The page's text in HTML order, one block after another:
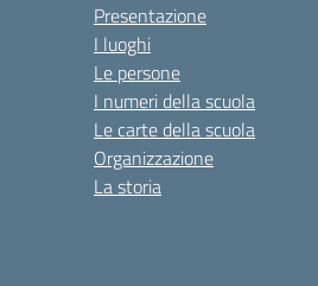
Presentazione
I luoghi
Le persone
I numeri della scuola
Le carte della scuola
Organizzazione
La storia